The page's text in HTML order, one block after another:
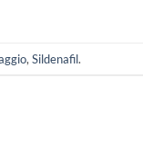
,Sildenafil.